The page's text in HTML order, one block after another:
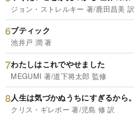
ジョン・ストレルキー 著/鹿田昌美 訳
ブティック
池井戸 潤 著
わたしはこれでやせました
MEGUMI 著/道下将太郎 監修
人生は気づかぬうちにすぎるから。
クリス・ギレボー 著/児島 修 訳